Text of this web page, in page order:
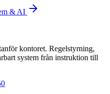
& AI
kontoret. Regelstyrning,
system från instruktion till